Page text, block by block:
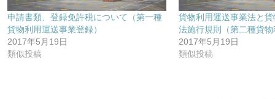
申請書類、登録免許税について（第一種
貨物利用運送事業登録）
2017年5月19日
類似投稿
貨物利用運送事業法と
法施行規則（第二種貨
2017年5月19日
類似投稿